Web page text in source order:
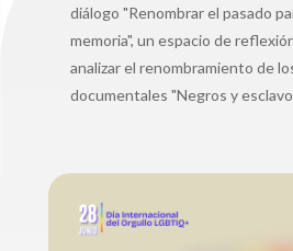
diálogo "Renombrar el pasado
memoria", un espacio de
analizar el renombramiento de
documentales "Negros y